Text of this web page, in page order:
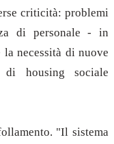
criticità: problemi
di personale - in
necessità di nuove
housing sociale
"Il sistema